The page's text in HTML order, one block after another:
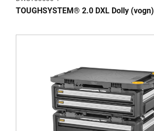
TOUGHSYSTEM® 2.0 DXL Dolly (vogn)